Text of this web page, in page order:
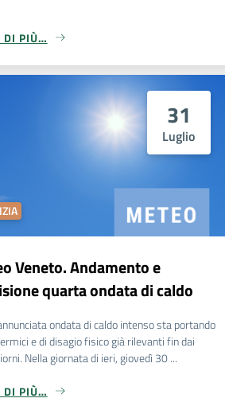
DI PIÙ…
31
Luglio
Veneto. Andamento e
quarta ondata di caldo
ondata di caldo intenso sta portando
e di disagio fisico già rilevanti fin dai
Nella giornata di ieri, giovedì 30 ...
DI PIÙ…